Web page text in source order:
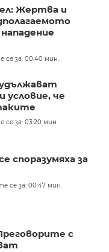
Жертва и
се за: 00:40 мин.
условие, че
се за: 03:20 мин.
споразумяха за
се за: 00:47 мин.
с